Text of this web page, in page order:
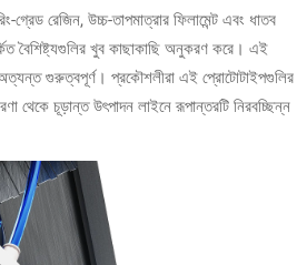
রেজিন, উচ্চ-তাপমাত্রার ফিলামেন্ট এবং ধাতব
বৈশিষ্ট্যগুলির খুব কাছাকাছি অনুকরণ করে। এই
অত্যন্ত গুরুত্বপূর্ণ। প্রকৌশলীরা এই প্রোটোটাইপগুলির
থেকে চূড়ান্ত উৎপাদন লাইনে রূপান্তরটি নিরবচ্ছিন্ন